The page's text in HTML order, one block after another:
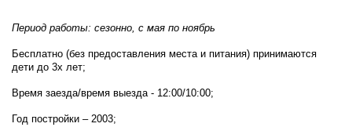
Период работы: сезонно, с мая по ноябрь
Бесплатно (без предоставления места и питания) принимаются
дети до 3х лет;
Время заезда/время выезда - 12:00/10:00;
Год постройки – 2003;